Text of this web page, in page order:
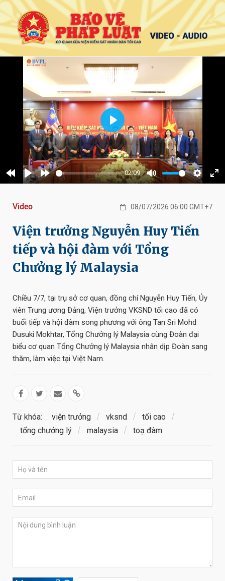
RewindPlay Forward
02:09
Mute Settings
Play
Video 08/07/2026 06:00 GMT+7
Viện trưởng Nguyễn Huy Tiến
tiếp và hội đàm với Tổng
Chưởng lý Malaysia
Chiều 7/7, tại trụ sở cơ quan, đồng chí Nguyễn Huy Tiến, Ủy
viên Trung ương Đảng, Viện trưởng VKSND tối cao đã có
buổi tiếp và hội đàm song phương với ông Tan Sri Mohd
Dusuki Mokhtar, Tổng Chưởng lý Malaysia cùng Đoàn đại
biểu cơ quan Tổng Chưởng lý Malaysia nhân dịp Đoàn sang
thăm, làm việc tại Việt Nam.
Từ khóa: viện trưởng vksnd
tối cao
tổng chưởng lý
malaysia toạ đàm